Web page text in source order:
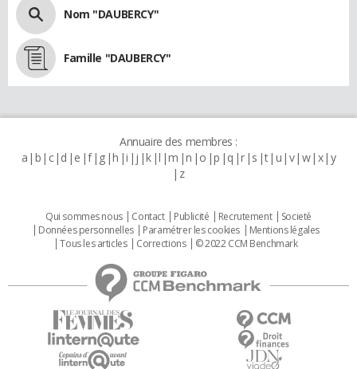
Nom "DAUBERCY"
Famille "DAUBERCY"
Annuaire des membres :
a b c d e f g h i j k l m n o p q r s t u v w x y
z
Qui sommes nous Contact Publicité Recrutement
Societé
Données personnelles
Paramétrer les cookies
Mentions légales
Tous les articles
Corrections © 2022 CCM Benchmark